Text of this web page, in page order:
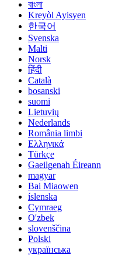
বাংলা
Kreyòl Ayisyen
한국어
Svenska
Malti
Norsk
हिंदी
Català
bosanski
suomi
Lietuvių
Nederlands
România limbi
Ελληνικά
Türkçe
Gaeilgenah Éireann
magyar
Bai Miaowen
íslenska
Cymraeg
O'zbek
slovenščina
Polski
українська